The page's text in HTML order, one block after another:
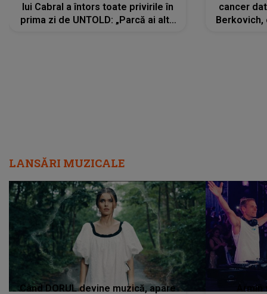
lui Cabral a întors toate privirile în
prima zi de UNTOLD: „Parcă ai altă
cancer
Berkovich,
LANSĂRI MUZICALE
Când DORUL devine muzică, apare